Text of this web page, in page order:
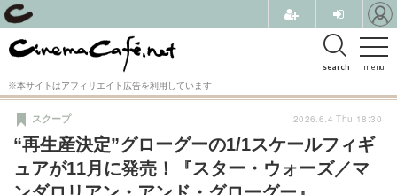
menu
search
※本サイトはアフィリエイト広告を利用しています
“再生産決定”グローグーの1/1スケールフィギ
ュアが11月に発売！『スター・ウォーズ／マ
スクープ 2026.6.4 Thu 18:30